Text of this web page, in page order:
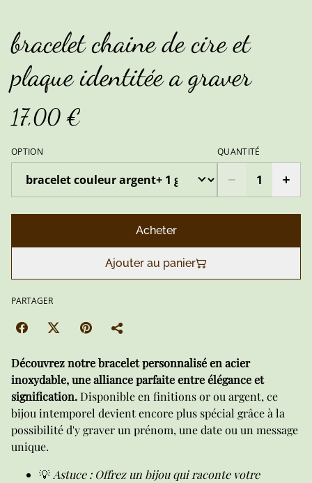
bracelet chaine de cire et
plaque identitée a graver
17,00 €
OPTION QUANTITÉ
Acheter
Ajouter au panier
PARTAGER
Découvrez notre bracelet personnalisé en acier
inoxydable, une alliance parfaite entre élégance et
signification.Disponible en finitions or ou argent, ce
bijou intemporel devient encore plus spécial grâce à la
possibilité d'y graver un prénom, une date ou un message
unique.
💡 Astuce : Offrez un bijou qui raconte votre